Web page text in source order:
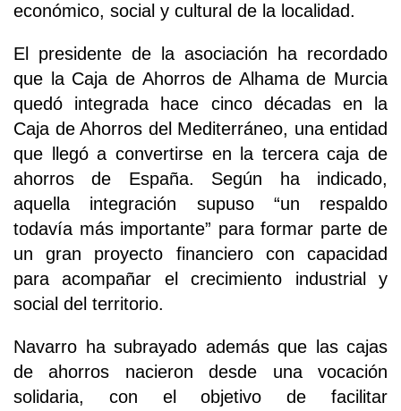
económico, social y cultural de la localidad.
El presidente de la asociación ha recordado
que la Caja de Ahorros de Alhama de Murcia
quedó integrada hace cinco décadas en la
Caja de Ahorros del Mediterráneo, una entidad
que llegó a convertirse en la tercera caja de
ahorros de España. Según ha indicado,
aquella integración supuso “un respaldo
todavía más importante” para formar parte de
un gran proyecto financiero con capacidad
para acompañar el crecimiento industrial y
social del territorio.
Navarro ha subrayado además que las cajas
de ahorros nacieron desde una vocación
solidaria, con el objetivo de facilitar